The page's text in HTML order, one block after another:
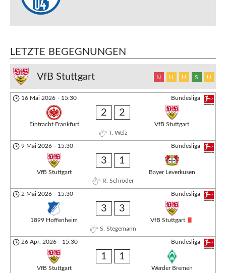
LETZTE BEGEGNUNGEN
VfB Stuttgart N U U S U
Bundesliga
16 Mai 2026 - 15:30
Eintracht Frankfurt
2 2
VfB Stuttgart
T. Welz
Bundesliga
9 Mai 2026 - 15:30
VfB Stuttgart
3 1
Bayer Leverkusen
R. Schröder
Bundesliga
2 Mai 2026 - 15:30
1899 Hoffenheim
3 3
VfB Stuttgart
S. Stegemann
Bundesliga
26 Apr. 2026 - 15:30
VfB Stuttgart
1 1
Werder Bremen